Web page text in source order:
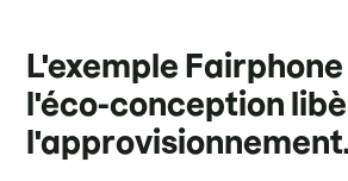
L'exemple Fairphone
l'éco-conception